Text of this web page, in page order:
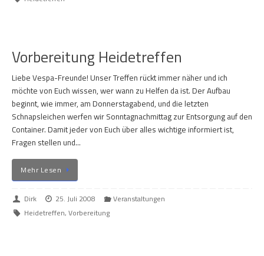
Vorbereitung Heidetreffen
Liebe Vespa-Freunde! Unser Treffen rückt immer näher und ich
möchte von Euch wissen, wer wann zu Helfen da ist. Der Aufbau
beginnt, wie immer, am Donnerstagabend, und die letzten
Schnapsleichen werfen wir Sonntagnachmittag zur Entsorgung auf den
Container. Damit jeder von Euch über alles wichtige informiert ist,
Fragen stellen und…
Mehr Lesen
Dirk 25. Juli 2008
Veranstaltungen
Heidetreffen, Vorbereitung